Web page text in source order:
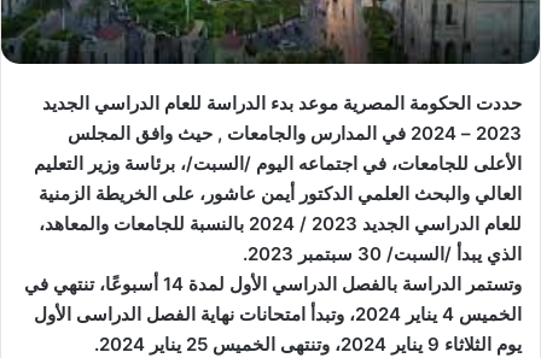
حددت الحكومة المصرية موعد بدء الدراسة للعام الدراسي الجديد
2023 – 2024 في المدارس والجامعات , حيث وافق المجلس
الأعلى للجامعات، في اجتماعه اليوم /السبت/، برئاسة وزير التعليم
العالي والبحث العلمي الدكتور أيمن عاشور، على الخريطة الزمنية
للعام الدراسي الجديد 2023 / 2024 بالنسبة للجامعات والمعاهد،
الذي يبدأ /السبت/ 30 سبتمبر 2023.
وتستمر الدراسة بالفصل الدراسي الأول لمدة 14 أسبوعًا، تنتهي في
الخميس 4 يناير 2024، وتبدأ امتحانات نهاية الفصل الدراسى الأول
يوم الثلاثاء 9 يناير 2024، وتنتهى الخميس 25 يناير 2024.